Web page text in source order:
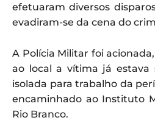
efetuaram diversos
evadiram-se da cena do
A Polícia Militar foi
ao local a vítima já estava
isolada para trabalho da
encaminhado ao Instituto
Rio Branco.